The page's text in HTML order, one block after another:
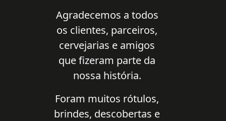
Agradecemos a todos
os clientes, parceiros,
cervejarias e amigos
que fizeram parte da
nossa história.
Foram muitos rótulos,
brindes, descobertas e